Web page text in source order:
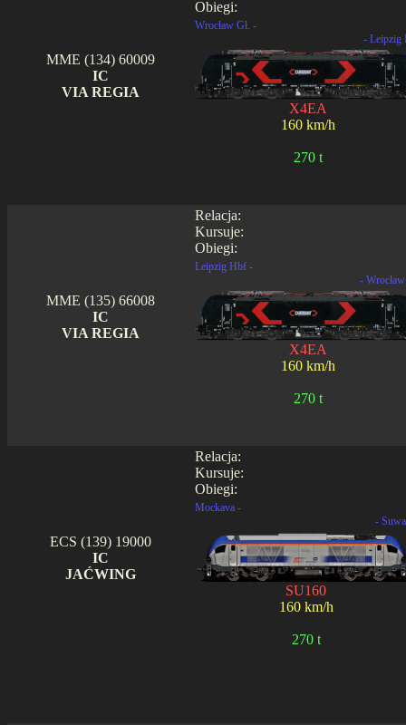
Obiegi:
MME (134) 60009
IC
VIA REGIA
Wrocław Gł. -
- Leipzig
X4EA
160 km/h
270 t
Relacja:
Kursuje:
Obiegi:
MME (135) 66008
IC
VIA REGIA
Leipzig Hbf -
-
X4EA
160 km/h
270 t
Relacja:
Kursuje:
Obiegi:
ECS (139) 19000
IC
JAĆWING
Mockava -
-
SU160
160 km/h
270 t